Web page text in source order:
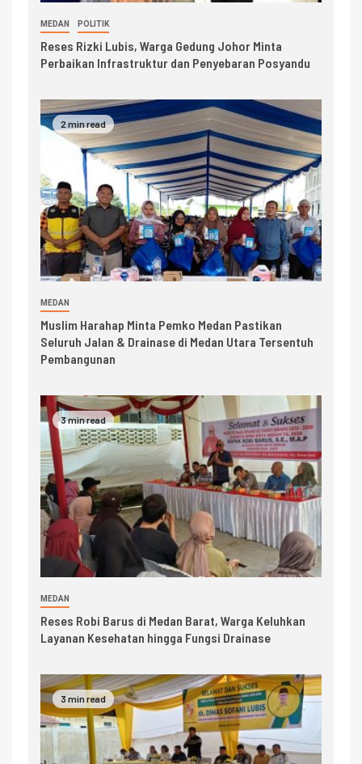
MEDAN POLITIK
Reses Rizki Lubis, Warga Gedung Johor Minta
Perbaikan Infrastruktur dan Penyebaran Posyandu
2 min read
MEDAN
Muslim Harahap Minta Pemko Medan Pastikan
Seluruh Jalan & Drainase di Medan Utara Tersentuh
Pembangunan
3 min read
MEDAN
Reses Robi Barus di Medan Barat, Warga Keluhkan
Layanan Kesehatan hingga Fungsi Drainase
3 min read